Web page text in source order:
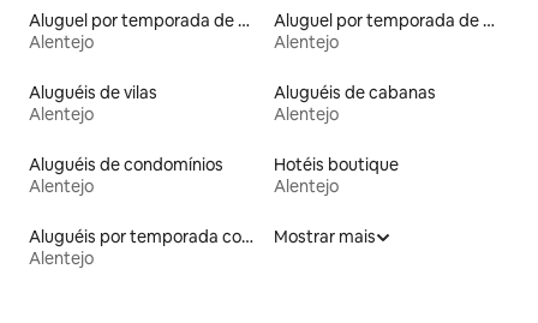
Aluguel por temporada de moinhos
Alentejo
Aluguel por temporada de microcasas
Alentejo
Aluguéis de vilas
Alentejo
Aluguéis de cabanas
Alentejo
Aluguéis de condomínios
Alentejo
Hotéis boutique
Alentejo
Aluguéis por temporada com café da manhã
Alentejo
Mostrar mais